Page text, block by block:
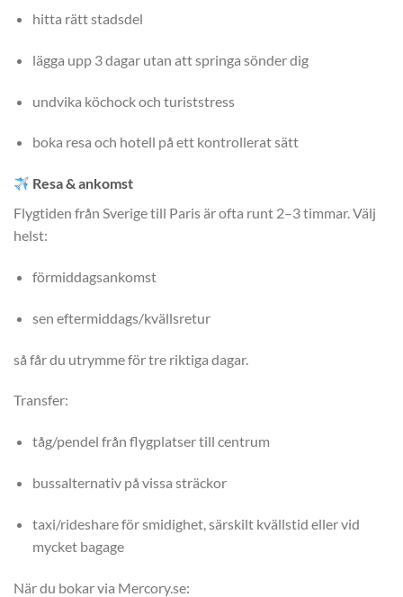
hitta rätt stadsdel
lägga upp 3 dagar utan att springa sönder dig
undvika köchock och turiststress
boka resa och hotell på ett kontrollerat sätt
Resa & ankomst
Flygtiden från Sverige till Paris är ofta runt 2–3 timmar. Välj
helst:
förmiddagsankomst
sen eftermiddags/kvällsretur
så får du utrymme för tre riktiga dagar.
Transfer:
tåg/pendel från flygplatser till centrum
bussalternativ på vissa sträckor
taxi/rideshare för smidighet, särskilt kvällstid eller vid
mycket bagage
När du bokar via Mercory.se: